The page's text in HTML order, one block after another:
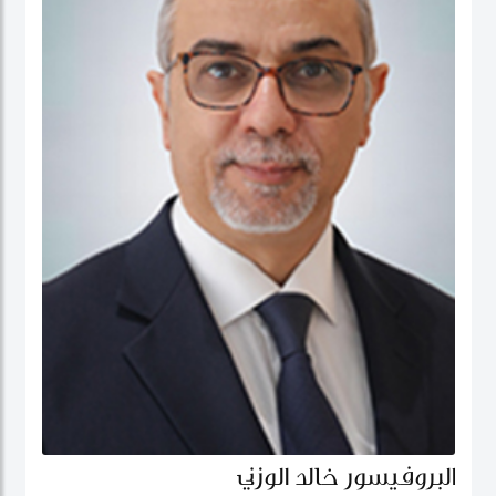
والبكالوريوس في الاقتصاد من الجامعة الأمريكية بالقاهرة.
البروفيسور خالد الوزني